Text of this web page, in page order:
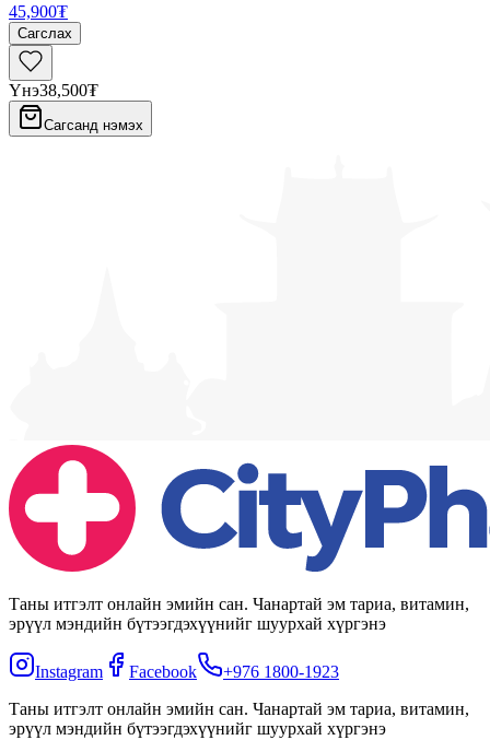
45,900₮
Сагслах
Үнэ38,500₮
Сагсанд нэмэх
Таны итгэлт онлайн эмийн сан. Чанартай эм тариа, витамин,
эрүүл мэндийн бүтээгдэхүүнийг шуурхай хүргэнэ
Instagram Facebook
+976 1800-1923
Таны итгэлт онлайн эмийн сан. Чанартай эм тариа, витамин,
эрүүл мэндийн бүтээгдэхүүнийг шуурхай хүргэнэ